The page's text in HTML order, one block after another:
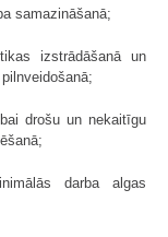
samazināšanā;
izstrādāšanā un
drošu un nekaitīgu
darba algas